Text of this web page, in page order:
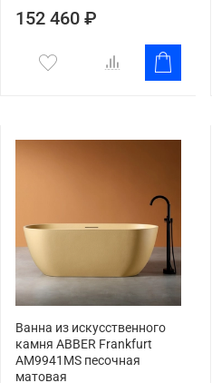
152 460 ₽
Ванна из искусственного
камня ABBER Frankfurt
AM9941MS песочная
матовая